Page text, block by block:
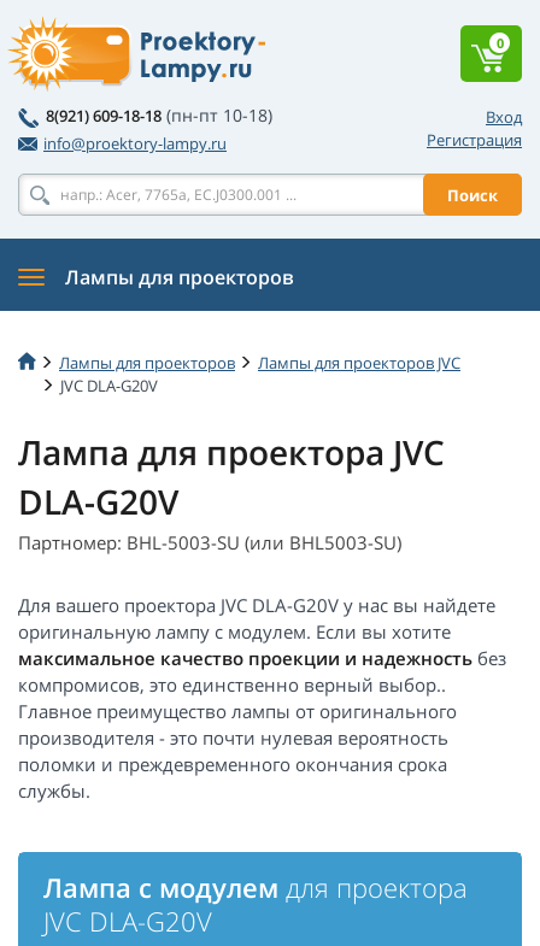
Вход
Регистрация
8(921) 609-18-18 (пн-пт 10-18)
info@proektory-lampy.ru
Поиск
0
Лампы для проекторов
Лампы для проекторов
Лампы для проекторов JVC
JVC DLA-G20V
Лампа для проектора JVC
DLA-G20V
Партномер: BHL-5003-SU (или BHL5003-SU)
Для вашего проектора JVC DLA-G20V у нас вы найдете
оригинальную лампу с модулем. Если вы хотите
максимальное качество проекции и надежность без
компромисов, это единственно верный выбор..
Главное преимущество лампы от оригинального
производителя - это почти нулевая вероятность
поломки и преждевременного окончания срока
службы.
Лампа с модулем для проектора
JVC DLA-G20V